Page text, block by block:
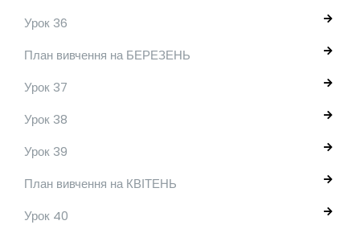
Урок 36
План вивчення на БЕРЕЗЕНЬ
Урок 37
Урок 38
Урок 39
План вивчення на КВІТЕНЬ
Урок 40